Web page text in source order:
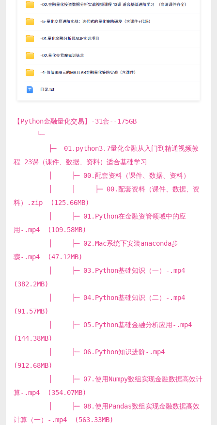
【Python金融量化交易】-31套--175GB
└─
├─ -01.python3.7量化金融从入门到精通视频教
程 23课（课件、数据、资料）适合基础学习
│ ├─ 00.配套资料（课件、数据、资料）
│ │ ├─ 00.配套资料（课件、数据、资
料）.zip (125.66MB)
│ ├─ 01.Python在金融资管领域中的应
用-.mp4 (109.58MB)
│ ├─ 02.Mac系统下安装anaconda步
骤-.mp4 (47.12MB)
│ ├─ 03.Python基础知识（一）-.mp4
(382.2MB)
│ ├─ 04.Python基础知识（二）-.mp4
(91.57MB)
│ ├─ 05.Python基础金融分析应用-.mp4
(144.38MB)
│ ├─ 06.Python知识进阶-.mp4
(912.68MB)
│ ├─ 07.使用Numpy数组实现金融数据高效计
算-.mp4 (354.07MB)
│ ├─ 08.使用Pandas数组实现金融数据高效
计算（一）-.mp4 (563.33MB)